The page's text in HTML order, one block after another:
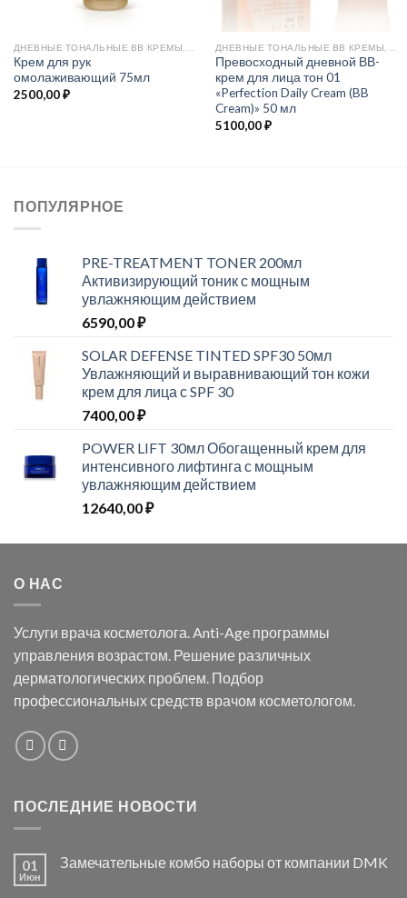
Крем для рук
омолаживающий 75мл
2500,00₽
Превосходный дневной ВВ-
крем для лица тон 01
«Perfection Daily Cream (BB
Cream)» 50 мл
5100,00₽
ПОПУЛЯРНОЕ
PRE-TREATMENT TONER 200мл
Активизирующий тоник с мощным
увлажняющим действием
6590,00₽
SOLAR DEFENSE TINTED SPF30 50мл
Увлажняющий и выравнивающий тон кожи
крем для лица с SPF 30
7400,00₽
POWER LIFT 30мл Обогащенный крем для
интенсивного лифтинга с мощным
увлажняющим действием
12640,00₽
О НАС
Услуги врача косметолога. Anti-Age программы
управления возрастом. Решение различных
дерматологических проблем. Подбор
профессиональных средств врачом косметологом.
ПОСЛЕДНИЕ НОВОСТИ
01
Июн
Замечательные комбо наборы от компании DMK